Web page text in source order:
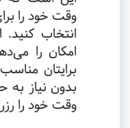
وقت خود را
انتخاب
امکان را
برایتان
بدون نیاز
وقت خود را